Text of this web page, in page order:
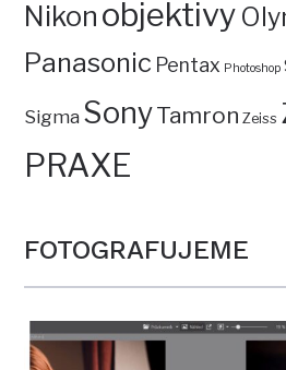
Nikon objektivy
Panasonic Pentax Photoshop
Sigma SonyTamron Zeiss
PRAXE
FOTOGRAFUJEME